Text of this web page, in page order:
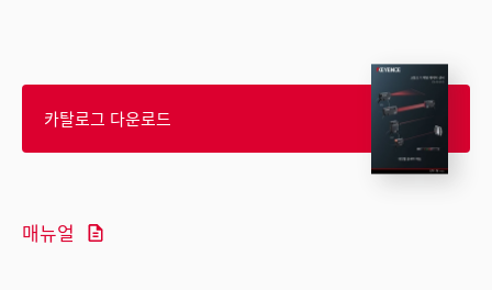
카탈로그 다운로드
매뉴얼